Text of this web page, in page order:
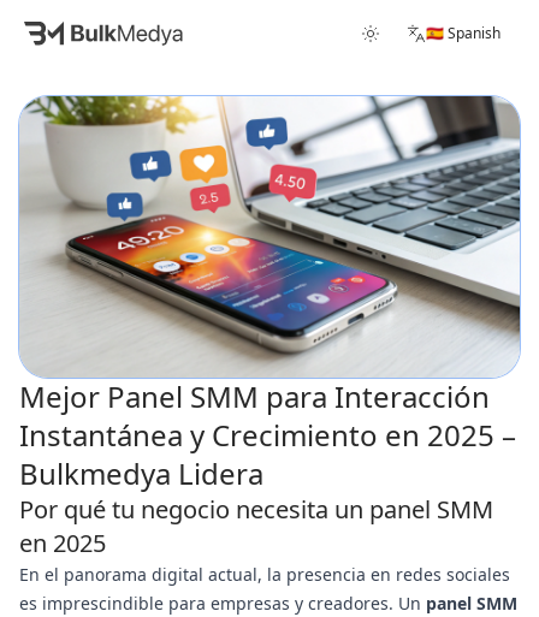
🇪🇸 Spanish
Mejor Panel SMM para Interacción
Instantánea y Crecimiento en 2025 –
Bulkmedya Lidera
Por qué tu negocio necesita un panel SMM
en 2025
En el panorama digital actual, la presencia en redes sociales
es imprescindible para empresas y creadores. Un panel SMM